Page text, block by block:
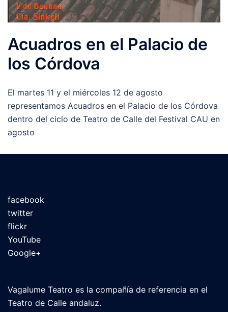
Acuadros en el Palacio de
los Córdova
El martes 11 y el miércoles 12 de agosto
representamos Acuadros en el Palacio de los Córdova
dentro del ciclo de Teatro de Calle del Festival CAU en
agosto
facebook
twitter
flickr
YouTube
Google+
Vagalume Teatro es la compañía de referencia en el
Teatro de Calle andaluz.